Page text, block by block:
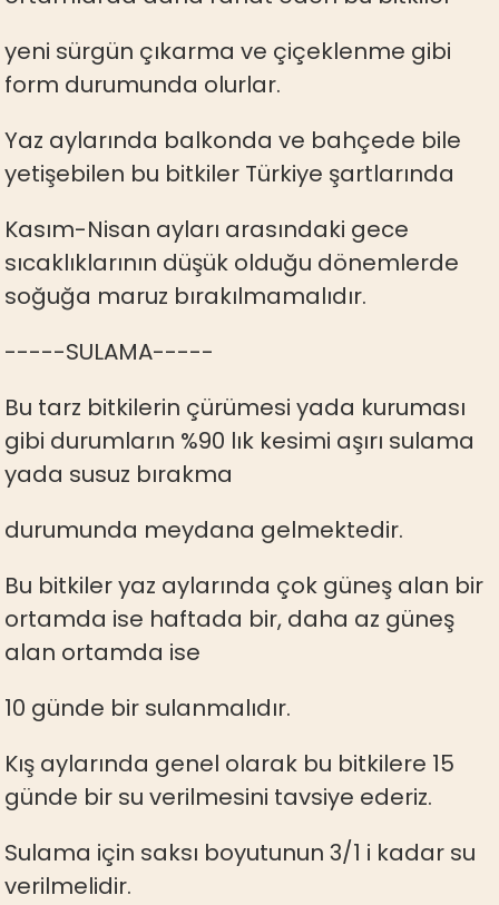
yeni sürgün çıkarma ve çiçeklenme gibi
form durumunda olurlar.
Yaz aylarında balkonda ve bahçede bile
yetişebilen bu bitkiler Türkiye şartlarında
Kasım-Nisan ayları arasındaki gece
sıcaklıklarının düşük olduğu dönemlerde
soğuğa maruz bırakılmamalıdır.
-----SULAMA-----
Bu tarz bitkilerin çürümesi yada kuruması
gibi durumların %90 lık kesimi aşırı sulama
yada susuz bırakma
durumunda meydana gelmektedir.
Bu bitkiler yaz aylarında çok güneş alan bir
ortamda ise haftada bir, daha az güneş
alan ortamda ise
10 günde bir sulanmalıdır.
Kış aylarında genel olarak bu bitkilere 15
günde bir su verilmesini tavsiye ederiz.
Sulama için saksı boyutunun 3/1 i kadar su
verilmelidir.